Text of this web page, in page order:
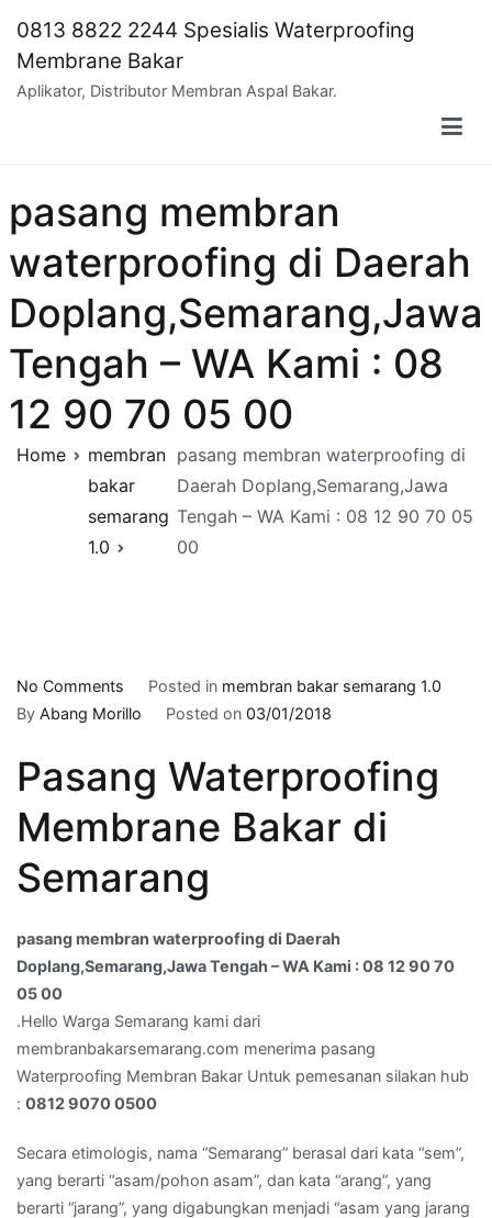
content
0813 8822 2244 Spesialis Waterproofing
Membrane Bakar
Aplikator, Distributor Membran Aspal Bakar.
pasang membran
waterproofing di Daerah
Doplang,Semarang,Jawa
Tengah – WA Kami : 08
12 90 70 05 00
Home
membran
bakar
semarang
1.0
pasang membran waterproofing di
Daerah Doplang,Semarang,Jawa
Tengah – WA Kami : 08 12 90 70 05
00
No Comments
pasang
waterproofing
di
Daerah
Tengah
WA
Kami
08
12
90
70
00
Posted in membran bakar semarang 1.0
By Abang Morillo Posted on 03/01/2018
Pasang Waterproofing
Membrane Bakar di
Semarang
pasang membran waterproofing di Daerah
Doplang,Semarang,Jawa Tengah – WA Kami : 08 12 90 70
05 00
.Hello Warga Semarang kami dari
membranbakarsemarang.com menerima pasang
Waterproofing Membran Bakar Untuk pemesanan silakan hub
: 0812 9070 0500
Secara etimologis, nama “Semarang” berasal dari kata “sem”,
yang berarti “asam/pohon asam”, dan kata “arang”, yang
berarti “jarang”, yang digabungkan menjadi “asam yang jarang